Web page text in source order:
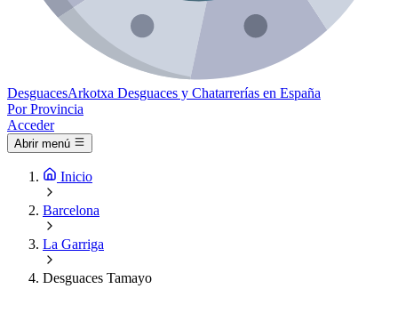
DesguacesArkotxa Desguaces y Chatarrerías en España
Por Provincia
Acceder
Abrir menú
Inicio
Barcelona
La Garriga
Desguaces Tamayo